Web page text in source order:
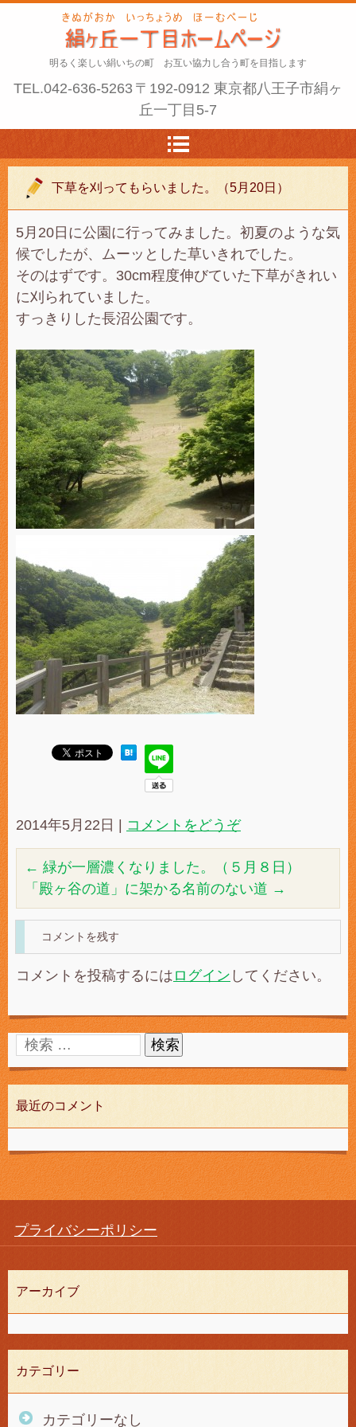
明るく楽しい絹いちの町 お互い協力し合う町を目指します
TEL.042-636-5263 〒192-0912 東京都八王子市絹ヶ
丘一丁目5-7
下草を刈ってもらいました。（5月20日）
5月20日に公園に行ってみました。初夏のような気
候でしたが、ムーッとした草いきれでした。
そのはずです。30cm程度伸びていた下草がきれい
に刈られていました。
すっきりした長沼公園です。
2014年5月22日 コメントをどうぞ
← 緑が一層濃くなりました。（５月８日）
「殿ヶ谷の道」に架かる名前のない道 →
コメントを残す
コメントを投稿するには ログイン してください。
最近のコメント
プライバシーポリシー
アーカイブ
カテゴリー
カテゴリーなし